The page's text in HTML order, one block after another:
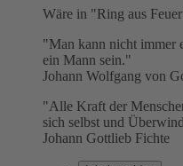
Wäre in "Ring aus
"Man kann nicht immer
ein Mann sein."
Johann Wolfgang von
"Alle Kraft der
sich selbst und
Johann Gottlieb Fichte